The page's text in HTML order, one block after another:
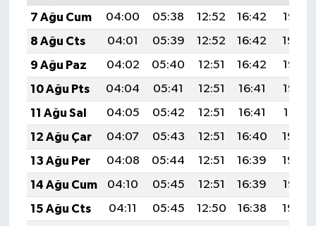
7 Ağu Cum
04:00 05:38 12:52 16:42
19:55
8 Ağu Cts
04:01 05:39 12:52 16:42
19:54
9 Ağu Paz
04:02 05:40 12:51 16:42
19:53
10 Ağu Pts
04:04 05:41 12:51 16:41
19:52
11 Ağu Sal
04:05 05:42 12:51 16:41
19:51
12 Ağu Çar
04:07 05:43 12:51 16:40
19:49
13 Ağu Per
04:08 05:44 12:51 16:39
19:48
14 Ağu Cum
04:10 05:45 12:51 16:39
19:47
15 Ağu Cts
04:11 05:45 12:50 16:38
19:45